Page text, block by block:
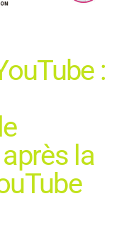
:
la